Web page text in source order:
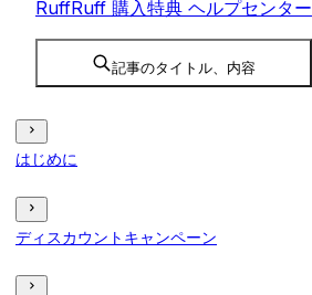
RuffRuff 購入特典 ヘルプセンター
記事のタイトル、内容
はじめに
ディスカウントキャンペーン